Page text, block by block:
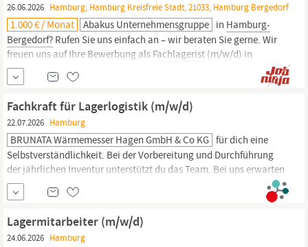
26.06.2026 Hamburg, Hamburg Kreisfreie Stadt, 21033, Hamburg Bergedorf
1.000 € / Monat Abakus Unternehmensgruppe in Hamburg-
Bergedorf? Rufen Sie uns einfach an – wir beraten Sie gerne. Wir
freuen uns auf Ihre Bewerbung als Fachlagerist (m/w/d) in
Hamburg-Bergedorf!
Fachkraft für Lagerlogistik (m/w/d)
22.07.2026 Hamburg
BRUNATA Wärmemesser Hagen GmbH & Co KG für dich eine
Selbstverständlichkeit. Bei der Vorbereitung und Durchführung
der jährlichen Inventur unterstützt du das Team. Bei uns erwarten
dich flexible Arbeitszeiten ohne Wochenend- und Schichtarbeit.
Damit bringst du uns voran Du hast eine abgeschlossene
Fachlagerist,
Fachkraft für Lagerlogistik (m/w/d)
oder eine ähnliche Ausbildung...
Lagermitarbeiter (m/w/d)
24.06.2026 Hamburg